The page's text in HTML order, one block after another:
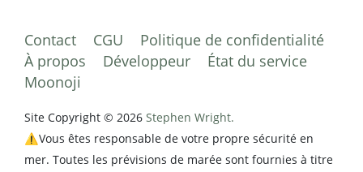
Contact CGU
Politique de confidentialité
À propos
Développeur
État du service
Moonoji
Site Copyright © 2026 Stephen Wright.
⚠️Vous êtes responsable de votre propre sécurité en
mer. Toutes les prévisions de marée sont fournies à titre